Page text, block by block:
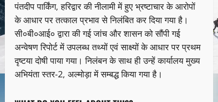
पंतदीप पार्किंग, हरिद्वार की नीलामी में हुए भ्रष्टाचार के आरोपों
के आधार पर तत्काल प्रभाव से निलंबित कर दिया गया है।
सी०बी०आई० द्वारा की गई जांच और शासन को सौंपी गई
अन्वेषण रिपोर्ट में उपलब्ध तथ्यों एवं साक्ष्यों के आधार पर प्रथम
दृष्टया दोषी पाया गया। निलंबन के साथ ही उन्हें कार्यालय मुख्य
अभियंता स्तर-2, अल्मोड़ा में सम्बद्ध किया गया है।